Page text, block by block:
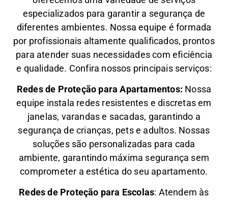
especializados para garantir a segurança de
diferentes ambientes. Nossa equipe é formada
por profissionais altamente qualificados, prontos
para atender suas necessidades com eficiência
e qualidade. Confira nossos principais serviços:
Redes de Proteção para Apartamentos: Nossa
equipe instala redes resistentes e discretas em
janelas, varandas e sacadas, garantindo a
segurança de crianças, pets e adultos. Nossas
soluções são personalizadas para cada
ambiente, garantindo máxima segurança sem
comprometer a estética do seu apartamento.
Redes de Proteção para Escolas: Atendem às